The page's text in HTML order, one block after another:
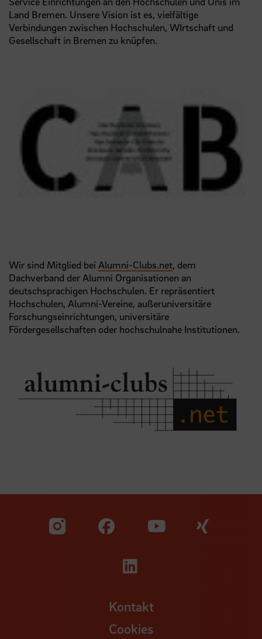
Land Bremen. Unsere Vision ist es, vielfältige
Verbindungen zwischen Hochschulen, WIrtschaft und
Gesellschaft in Bremen zu knüpfen.
Wir sind Mitglied bei Alumni-Clubs.net, dem
Dachverband der Alumni Organisationen an
deutschsprachigen Hochschulen. Er repräsentiert
Hochschulen, Alumni-Vereine, außeruniversitäre
Forschungseinrichtungen, universitäre
Fördergesellschaften oder hochschulnahe Institutionen.
Zu unserer Facebook
Zu
Zu unserer
Kontakt
Cookies